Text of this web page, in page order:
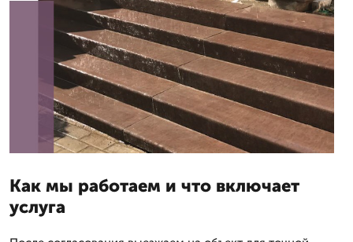
Как мы работаем и что включает
услуга